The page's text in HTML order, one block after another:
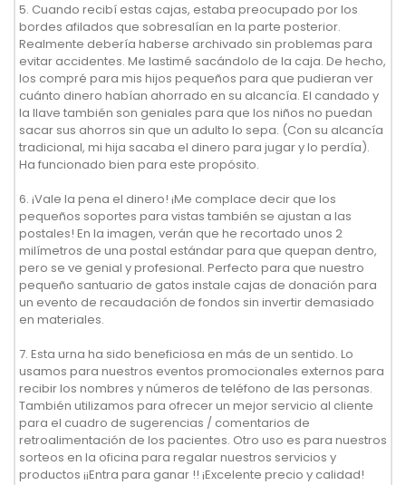
5. Cuando recibí estas cajas, estaba preocupado por los
bordes afilados que sobresalían en la parte posterior.
Realmente debería haberse archivado sin problemas para
evitar accidentes. Me lastimé sacándolo de la caja. De hecho,
los compré para mis hijos pequeños para que pudieran ver
cuánto dinero habían ahorrado en su alcancía. El candado y
la llave también son geniales para que los niños no puedan
sacar sus ahorros sin que un adulto lo sepa. (Con su alcancía
tradicional, mi hija sacaba el dinero para jugar y lo perdía).
Ha funcionado bien para este propósito.
6. ¡Vale la pena el dinero! ¡Me complace decir que los
pequeños soportes para vistas también se ajustan a las
postales! En la imagen, verán que he recortado unos 2
milímetros de una postal estándar para que quepan dentro,
pero se ve genial y profesional. Perfecto para que nuestro
pequeño santuario de gatos instale cajas de donación para
un evento de recaudación de fondos sin invertir demasiado
en materiales.
7. Esta urna ha sido beneficiosa en más de un sentido. Lo
usamos para nuestros eventos promocionales externos para
recibir los nombres y números de teléfono de las personas.
También utilizamos para ofrecer un mejor servicio al cliente
para el cuadro de sugerencias / comentarios de
retroalimentación de los pacientes. Otro uso es para nuestros
sorteos en la oficina para regalar nuestros servicios y
productos ¡¡Entra para ganar !! ¡Excelente precio y calidad!